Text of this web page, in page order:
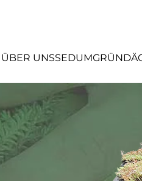
ÜBER UNSSEDUM